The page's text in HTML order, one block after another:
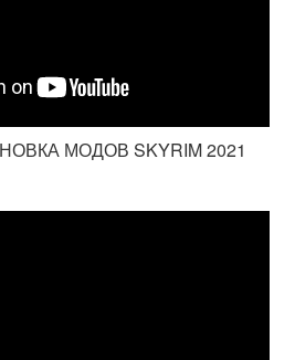
МОДОВ SKYRIM 2021